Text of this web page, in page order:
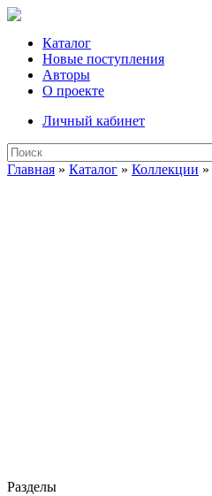
Каталог
Новые поступления
Авторы
О проекте
Личный кабинет
Главная » Каталог » Коллекции »
Разделы